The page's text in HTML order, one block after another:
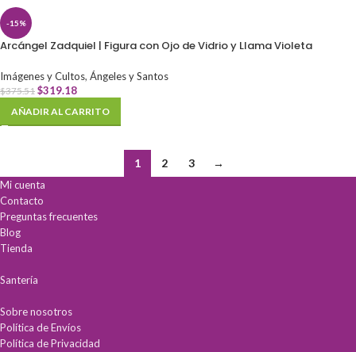
-15%
Arcángel Zadquiel | Figura con Ojo de Vidrio y Llama Violeta
Imágenes y Cultos, Ángeles y Santos
$375.51 $319.18
AÑADIR AL CARRITO
1 2 3 →
Mi cuenta
Contacto
Preguntas frecuentes
Blog
Tienda
Santería
Sobre nosotros
Política de Envíos
Política de Privacidad